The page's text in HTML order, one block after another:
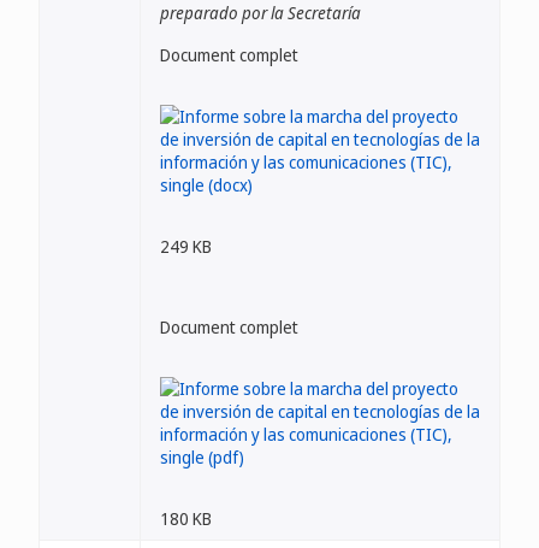
preparado por la Secretaría
Document complet
249 KB
Document complet
180 KB